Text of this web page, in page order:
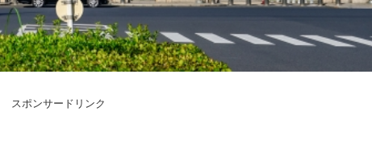
スポンサードリンク